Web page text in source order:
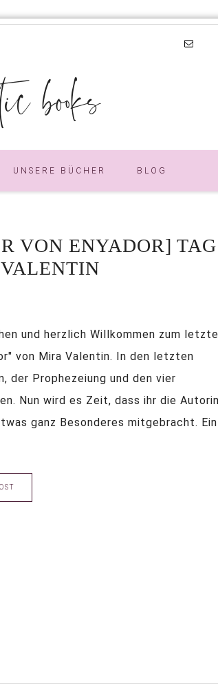
UNSERE BÜCHER BLOG
VON ENYADOR] TAG
und herzlich Willkommen zum
von Mira Valentin. In den letzten
der Prophezeiung und den vier
Nun wird es Zeit, dass ihr die Autorin
ganz Besonderes mitgebracht. Ein